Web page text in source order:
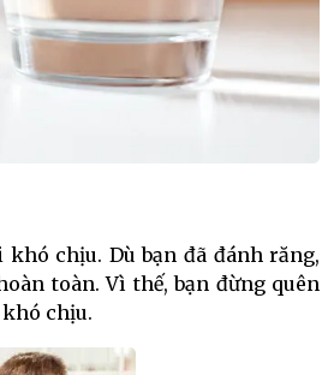
chịu. Dù bạn đã đánh răng,
toàn. Vì thế, bạn đừng quên
chịu.